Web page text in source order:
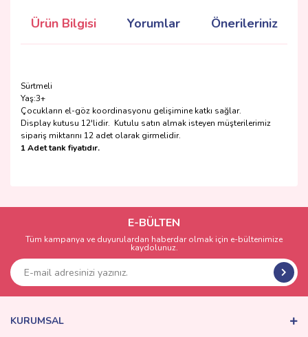
Ürün Bilgisi Yorumlar Önerileriniz
Sürtmeli
Yaş:3+
Çocukların el-göz koordinasyonu gelişimine katkı sağlar.
Display kutusu 12'lidir. Kutulu satın almak isteyen müşterilerimiz
sipariş miktarını 12 adet olarak girmelidir.
1 Adet tank fiyatıdır.
Yorum Yaz
kullanarak tarafımıza iletebilirsiniz.
Görüş ve önerileriniz için teşekkür ederiz.
Ürün açıklamasında eksik bilgiler bulunuyor.
Ürün bilgilerinde hatalar bulunuyor.
E-BÜLTEN
Tüm kampanya ve duyurulardan haberdar olmak için e-bültenimize
kaydolunuz.
KURUMSAL